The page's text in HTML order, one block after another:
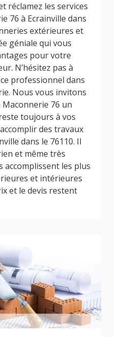
réclamez les services
76 à Ecrainville dans
extérieures et
géniale qui vous
pour votre
N’hésitez pas à
professionnel dans
Nous vous invitons
76 un
toujours à vos
des travaux
dans le 76110. Il
et même très
accomplissent les plus
et intérieures
et le devis restent